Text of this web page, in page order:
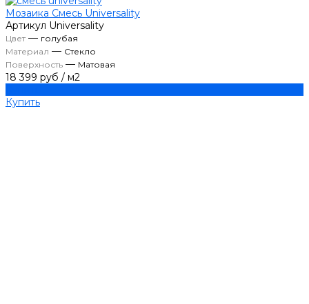
Мозаика Смесь Universality
Артикул Universality
Цвет— голубая
Материал — Стекло
Поверхность — Матовая
18 399 руб / м2
Купить